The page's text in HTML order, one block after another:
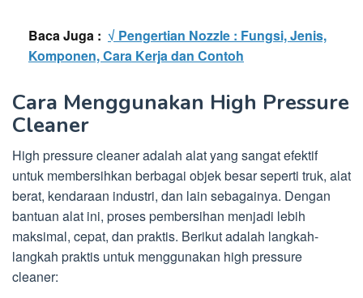
Baca Juga : √ Pengertian Nozzle : Fungsi, Jenis,
Komponen, Cara Kerja dan Contoh
Cara Menggunakan High Pressure
Cleaner
High pressure cleaner adalah alat yang sangat efektif
untuk membersihkan berbagai objek besar seperti truk, alat
berat, kendaraan industri, dan lain sebagainya. Dengan
bantuan alat ini, proses pembersihan menjadi lebih
maksimal, cepat, dan praktis. Berikut adalah langkah-
langkah praktis untuk menggunakan high pressure
cleaner: